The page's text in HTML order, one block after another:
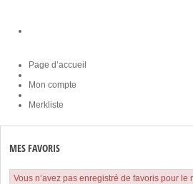
Page d’accueil
Mon compte
Merkliste
MES FAVORIS
Vous n’avez pas enregistré de favoris pour le